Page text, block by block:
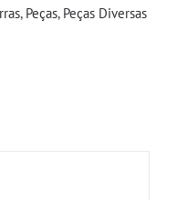
, Peças, Peças Diversas